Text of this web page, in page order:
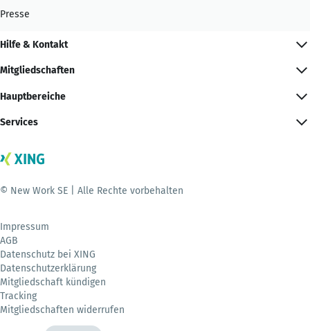
Presse
Hilfe & Kontakt
Mitgliedschaften
Hauptbereiche
Services
© New Work SE | Alle Rechte vorbehalten
Impressum
AGB
Datenschutz bei XING
Datenschutzerklärung
Mitgliedschaft kündigen
Tracking
Mitgliedschaften widerrufen